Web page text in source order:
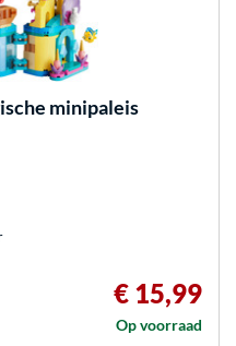
minipaleis
€ 15,99
Op voorraad